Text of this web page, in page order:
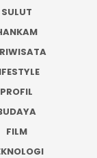
SULUT
PROFIL
FILM